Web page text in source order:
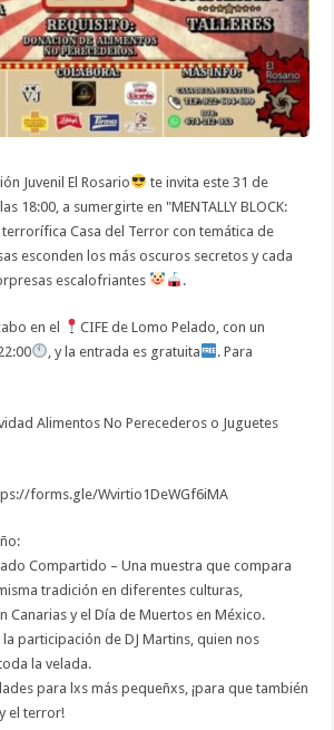
Juvenil El Rosario
te invita este 31 de
18:00, a sumergirte en "MENTALLY BLOCK:
terrorífica Casa del Terror con temática de
esconden los más oscuros secretos y cada
escalofriantes
.
en el
CIFE de Lomo Pelado, con un
, y la entrada es gratuita
. Para
Alimentos No Perecederos o Juguetes
forms.gle/Wvirtio1DeWGf6iMA
Compartido – Una muestra que compara
tradición en diferentes culturas,
Canarias y el Día de Muertos en México.
la participación de DJ Martins, quien nos
la velada.
para lxs más pequeñxs, ¡para que también
el terror!